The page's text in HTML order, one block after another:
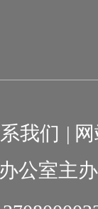
我们 |
公室主